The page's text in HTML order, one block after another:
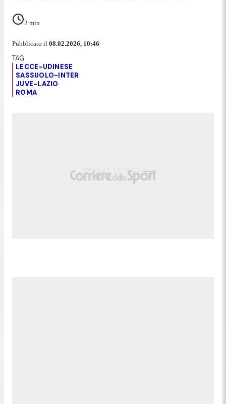
2 min
Pubblicato il 08.02.2026, 10:46
LECCE-UDINESE
SASSUOLO-INTER
JUVE-LAZIO
ROMA